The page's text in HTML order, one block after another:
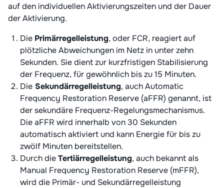
auf den individuellen Aktivierungszeiten und der Dauer
der Aktivierung.
Die Primärregelleistung, oder FCR, reagiert auf
plötzliche Abweichungen im Netz in unter zehn
Sekunden. Sie dient zur kurzfristigen Stabilisierung
der Frequenz, für gewöhnlich bis zu 15 Minuten.
Die Sekundärregelleistung, auch Automatic
Frequency Restoration Reserve (aFFR) genannt, ist
der sekundäre Frequenz-Regelungsmechanismus.
Die aFFR wird innerhalb von 30 Sekunden
automatisch aktiviert und kann Energie für bis zu
zwölf Minuten bereitstellen.
Durch dieTertiärregelleistung, auch bekannt als
Manual Frequency Restoration Reserve (mFFR),
wird die Primär- und Sekundärregelleistung